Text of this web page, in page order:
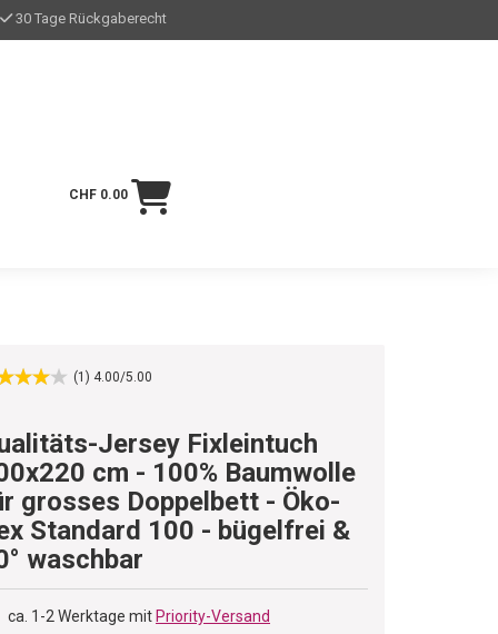
30 Tage Rückgaberecht
CHF 0.00
(1) 4.00/5.00
Jersey Fixleintuch
cm - 100% Baumwolle
grosses Doppelbett - Öko-
Standard 100 - bügelfrei &
waschbar
ca. 1-2 Werktage mit Priority-Versand